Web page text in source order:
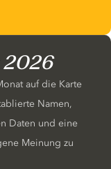
2026
auf die Karte
Namen,
Daten und eine
Meinung zu